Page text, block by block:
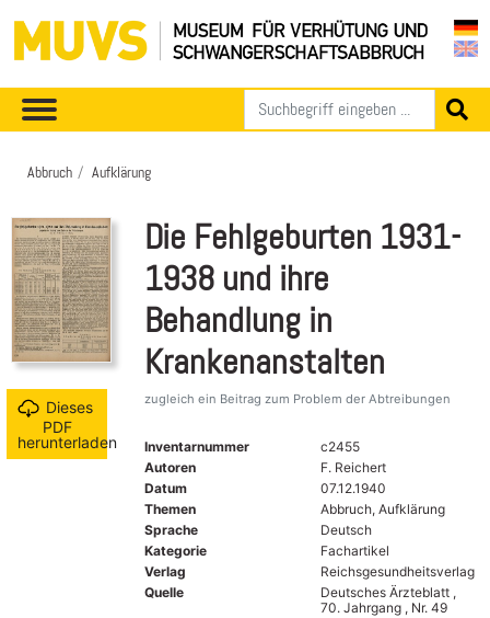
Abbruch Aufklärung
Dieses
PDF
herunterladen
Die Fehlgeburten 1931-
1938 und ihre
Behandlung in
Krankenanstalten
zugleich ein Beitrag zum Problem der Abtreibungen
Inventarnummer
c2455
Autoren
F. Reichert
Datum
07.12.1940
Themen
Abbruch, Aufklärung
Sprache
Deutsch
Kategorie
Fachartikel
Verlag
Reichsgesundheitsverlag
Quelle
Deutsches Ärzteblatt ,
70. Jahrgang , Nr. 49